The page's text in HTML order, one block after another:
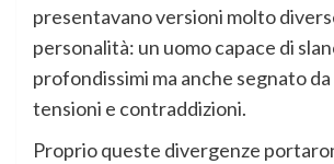
presentavano versioni molto
personalità: un uomo capace di
profondissimi ma anche segnato
tensioni e contraddizioni.
Proprio queste divergenze